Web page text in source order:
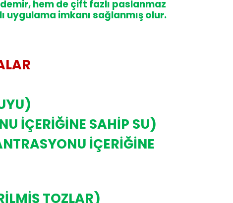
hem de çift fazlı paslanmaz
imkanı sağlanmış olur.
İÇERİĞİNE SAHİP SU)
İÇERİĞİNE
TOZLAR)